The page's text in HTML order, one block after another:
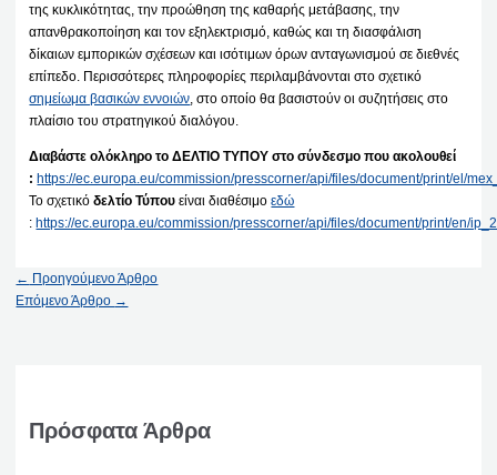
της κυκλικότητας, την προώθηση της καθαρής μετάβασης, την
απανθρακοποίηση και τον εξηλεκτρισμό, καθώς και τη διασφάλιση
δίκαιων εμπορικών σχέσεων και ισότιμων όρων ανταγωνισμού σε διεθνές
επίπεδο. Περισσότερες πληροφορίες περιλαμβάνονται στο σχετικό
σημείωμα βασικών εννοιών, στο οποίο θα βασιστούν οι συζητήσεις στο
πλαίσιο του στρατηγικού διαλόγου.
Διαβάστε ολόκληρο το ΔΕΛΤΙΟ ΤΥΠΟΥ στο σύνδεσμο που ακολουθεί
: https://ec.europa.eu/commission/presscorner/api/files/document/print/el/
Το σχετικόδελτίο Τύπου είναι διαθέσιμοεδώ
: https://ec.europa.eu/commission/presscorner/api/files/document/print/en/
← Προηγούμενο Άρθρο
Επόμενο Άρθρο →
Πρόσφατα Άρθρα